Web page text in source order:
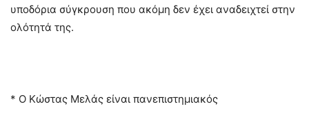
υποδόρια σύγκρουση που ακόμη δεν έχει αναδειχτεί στην
ολότητά της.
* Ο Κώστας Μελάς είναι πανεπιστημιακός